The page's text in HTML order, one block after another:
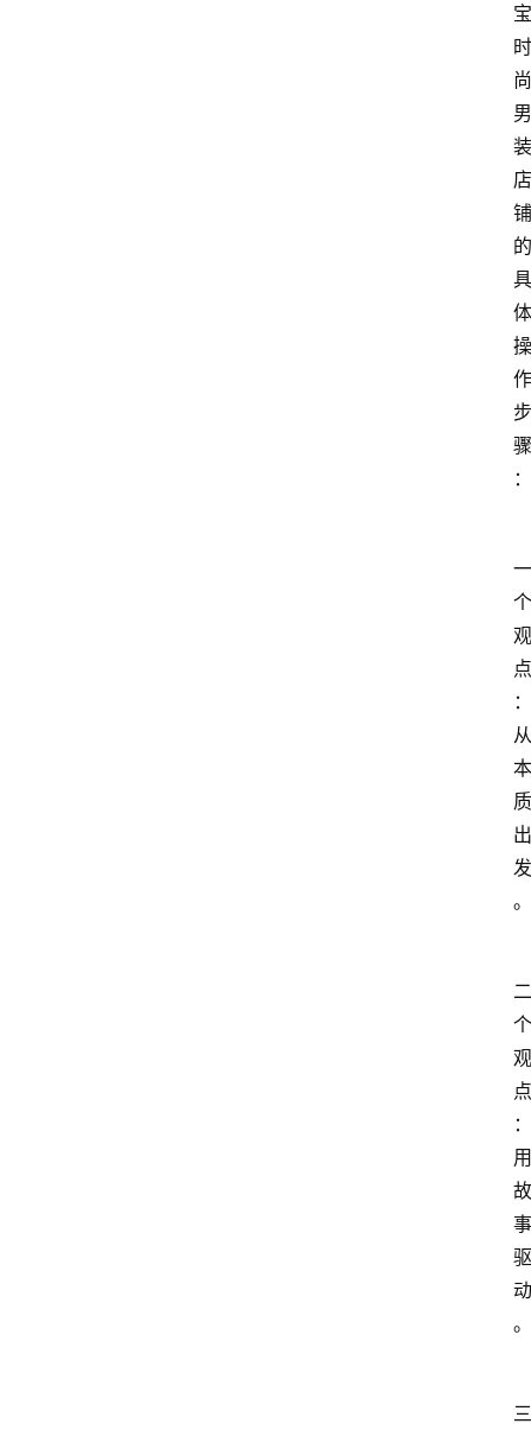
宝
时
尚
男
装
店
铺
的
具
体
操
作
步
骤
：
一
个
观
点
：
从
本
质
出
发
。
二
个
观
点
：
用
故
事
驱
动
。
三